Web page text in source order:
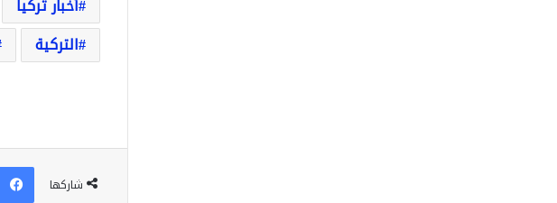
أخبار تركيا
التركية
شاركها